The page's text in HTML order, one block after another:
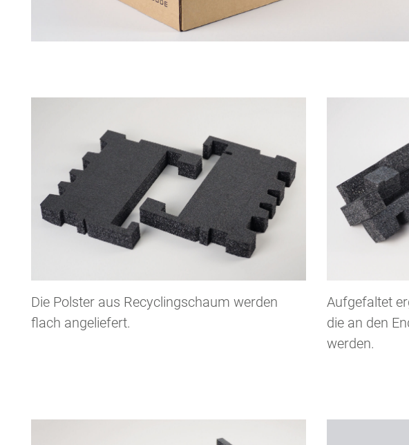
Die Polster aus Recyclingschaum werden
flach angeliefert.
Aufgefaltet
die an den
werden.